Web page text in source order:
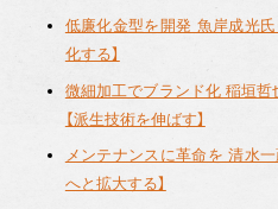
低廉化金型を開発 魚岸成光氏
化する】
微細加工でブランド化 稲垣哲
【派生技術を伸ばす】
メンテナンスに革命を 清水一
へと拡大する】